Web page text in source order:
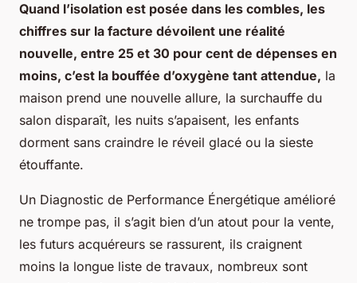
Quand l’isolation est posée dans les combles, les
chiffres sur la facture dévoilent une réalité
nouvelle, entre 25 et 30 pour cent de dépenses en
moins, c’est la bouffée d’oxygène tant attendue, la
maison prend une nouvelle allure, la surchauffe du
salon disparaît, les nuits s’apaisent, les enfants
dorment sans craindre le réveil glacé ou la sieste
étouffante.
Un Diagnostic de Performance Énergétique amélioré
ne trompe pas, il s’agit bien d’un atout pour la vente,
les futurs acquéreurs se rassurent, ils craignent
moins la longue liste de travaux, nombreux sont